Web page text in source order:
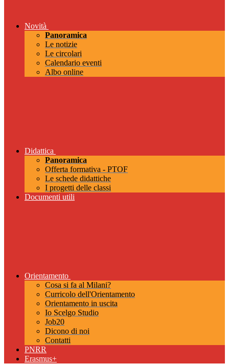
Novità
Panoramica
Le notizie
Le circolari
Calendario eventi
Albo online
Didattica
Panoramica
Offerta formativa - PTOF
Le schede didattiche
I progetti delle classi
Documenti utili
Orientamento
Cosa si fa al Milani?
Curricolo dell'Orientamento
Orientamento in uscita
Io Scelgo Studio
Job20
Dicono di noi
Contatti
PNRR
Erasmus+